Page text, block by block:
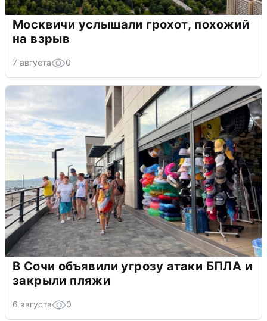
Москвичи услышали грохот, похожий
на взрыв
7 августа 0
В Сочи объявили угрозу атаки БПЛА и
закрыли пляжи
6 августа 0